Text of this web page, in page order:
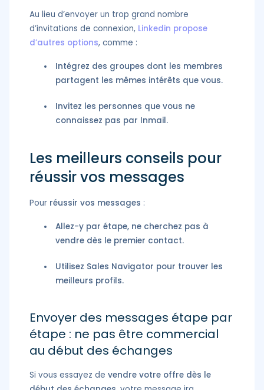
Au lieu d’envoyer un trop grand nombre
d’invitations de connexion, Linkedin propose
d’autres options, comme :
Intégrez des groupes dont les membres
partagent les mêmes intérêts que vous.
Invitez les personnes que vous ne
connaissez pas par Inmail.
Les meilleurs conseils pour
réussir vos messages
Pour réussir vos messages :
Allez-y par étape, ne cherchez pas à
vendre dès le premier contact.
Utilisez Sales Navigator pour trouver les
meilleurs profils.
Envoyer des messages étape par
étape : ne pas être commercial
au début des échanges
Si vous essayez de vendre votre offre dès le